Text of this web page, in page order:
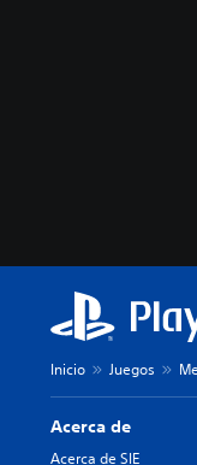
Inicio Juegos
Acerca de
Acerca de SIE